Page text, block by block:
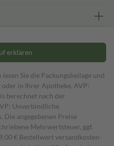
erklären
Sie die Packungsbeilage und
in Ihrer Apotheke. AVP:
berechnet nach der
Unverbindliche
Die angegebenen Preise
Mehrwertsteuer, ggf.
€ Bestell­wert versand­kosten­